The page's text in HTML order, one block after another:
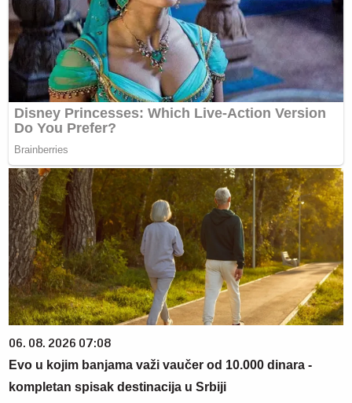
06. 08. 2026 07:08
Evo u kojim banjama važi vaučer od 10.000 dinara -
kompletan spisak destinacija u Srbiji